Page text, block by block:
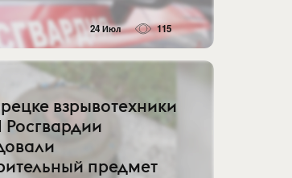
24 Июл 115
взрывотехники
предмет